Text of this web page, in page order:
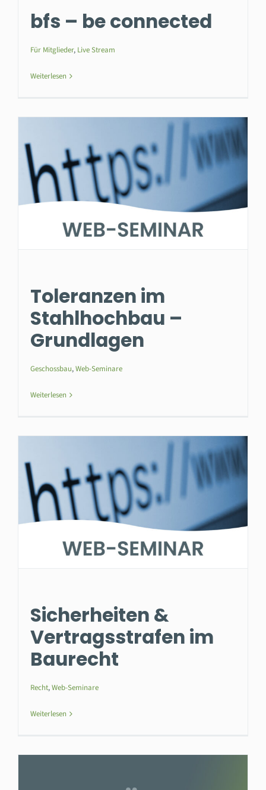
bfs – be connected
Für Mitglieder, Live Stream
Weiterlesen
Toleranzen im
Stahlhochbau –
Grundlagen
Geschossbau,Web-Seminare
Weiterlesen
Sicherheiten &
Vertragsstrafen im
Baurecht
Recht,Web-Seminare
Weiterlesen